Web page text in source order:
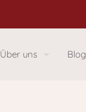
Über uns Blog